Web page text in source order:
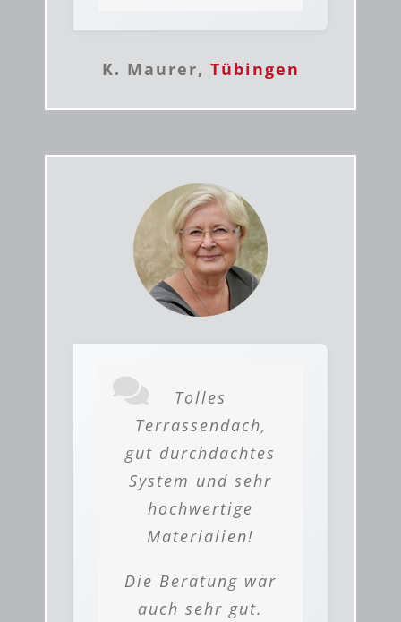
K. Maurer, Tübingen
Tolles
Terrassendach,
gut durchdachtes
System und sehr
hochwertige
Materialien!
Die Beratung war
auch sehr gut.